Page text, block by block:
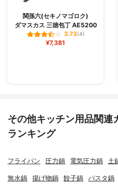
関孫六(セキノマゴロク)
ダマスカス 三徳包丁 AE5200
3.73(4)
¥7,381
その他キッチン用品関連
ランキング
フライパン 圧力鍋 電気圧力鍋 土
無水鍋 揚げ物鍋 餃子鍋 パスタ鍋